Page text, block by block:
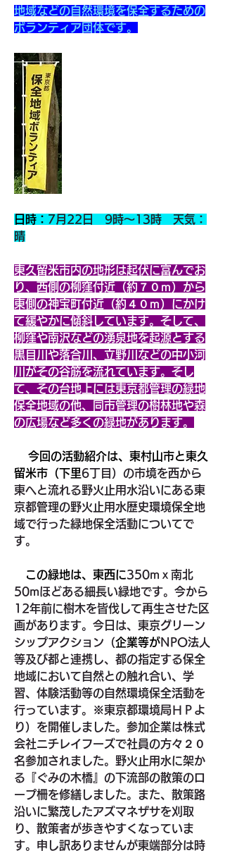
地域などの自然環境を保全するための
ボランティア団体です。
日時： 7月22日　9時～13時　天気：
晴
東久留米市内の地形は起伏に富んでお
り、西側の柳窪付近（約７０ｍ）から
東側の神宝町付近（約４０ｍ）にかけ
て緩やかに傾斜しています。そして、
柳窪や南沢などの湧泉地を起源とする
黒目川や落合川、立野川などの中小河
川がその谷筋を流れています。そし
て、その台地上には東京都管理の緑地
保全地域の他、同市管理の樹林地や森
の広場など多くの緑地があります。
今回の活動紹介は、東村山市と東久
留米市（下里6丁目）の市境を西から
東へと流れる野火止用水沿いにある東
京都管理の野火止用水歴史環境保全地
域で行った緑地保全活動についてで
す。
この緑地は、東西に350mｘ南北
50mほどある細長い緑地です。今から
12年前に樹木を皆伐して再生させた区
画があります。今日は、東京グリーン
シップアクション（企業等がNPO法人
等及び都と連携し、都の指定する保全
地域において自然との触れ合い、学
習、体験活動等の自然環境保全活動を
行っています。※東京都環境局ＨＰよ
り）を開催しました。参加企業は株式
会社ニチレイフーズで社員の方々２０
名参加されました。野火止用水に架か
る『ぐみの木橋』の下流部の散策のロ
ープ柵を修繕しました。また、散策路
沿いに繁茂したアズマネザサを刈取
り、散策者が歩きやすくなっていま
す。申し訳ありませんが東端部分は時